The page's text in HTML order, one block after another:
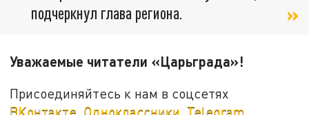
подчеркнул глава региона.
Уважаемые читатели «Царьграда»!
Присоединяйтесь к нам в соцсетях
ВКонтакте, Одноклассники, Telegram.